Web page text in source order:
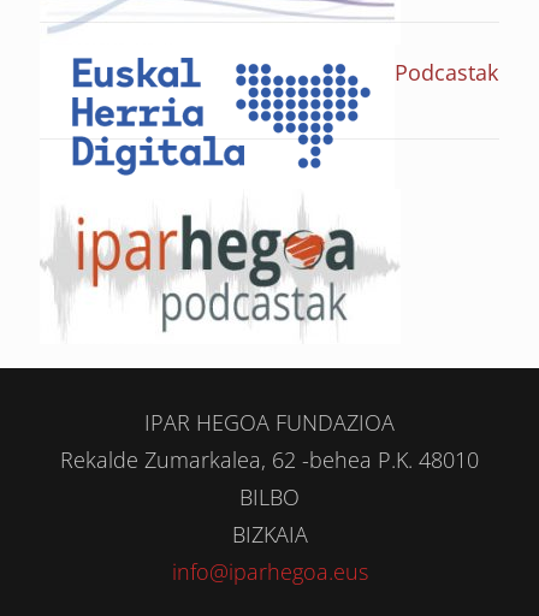
Podcastak
IPAR HEGOA FUNDAZIOA
Rekalde Zumarkalea, 62 -behea P.K. 48010
BILBO
BIZKAIA
info@iparhegoa.eus